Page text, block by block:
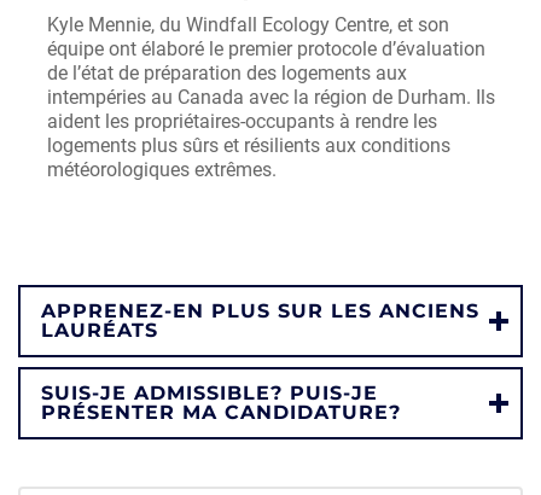
Kyle Mennie, du Windfall Ecology Centre, et son
équipe ont élaboré le premier protocole d’évaluation
de l’état de préparation des logements aux
intempéries au Canada avec la région de Durham. Ils
aident les propriétaires-occupants à rendre les
logements plus sûrs et résilients aux conditions
météorologiques extrêmes.
APPRENEZ-EN PLUS SUR LES ANCIENS
LAURÉATS
SUIS-JE ADMISSIBLE? PUIS-JE
PRÉSENTER MA CANDIDATURE?